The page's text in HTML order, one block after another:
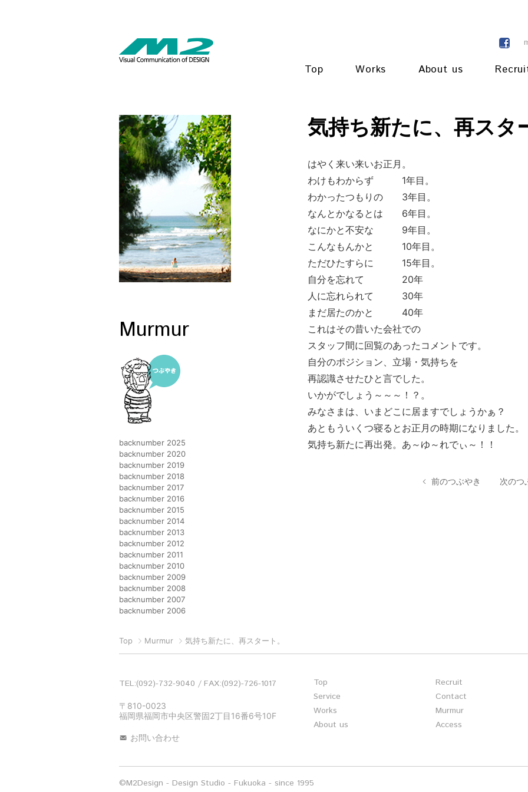
Top Works About us
Murmur
backnumber 2025
backnumber 2020
backnumber 2019
backnumber 2018
backnumber 2017
backnumber 2016
backnumber 2015
backnumber 2014
backnumber 2013
backnumber 2012
backnumber 2011
backnumber 2010
backnumber 2009
backnumber 2008
backnumber 2007
backnumber 2006
気持ち新たに、再スタ
はやく来い来いお正月。
わけもわからず 1年目。
わかったつもりの 3年目。
なんとかなるとは 6年目。
なにかと不安な 9年目。
こんなもんかと 10年目。
ただひたすらに 15年目。
自分を忘れて 20年
人に忘れられて 30年
まだ居たのかと 40年
これはその昔いた会社での
スタッフ間に回覧のあったコメントです。
自分のポジション、立場・気持ちを
再認識させたひと言でした。
いかがでしょう～～～！？。
みなさまは、いまどこに居ますでしょうかぁ？
あともういくつ寝るとお正月の時期になりました。
気持ち新たに再出発。 あ～ゆ～れでぃ～！！
前のつぶやき 次のつ
Top Murmur 気持ち新たに、再スタート。
TEL:(092)-732-9040 FAX:(092)-726-1017
〒810-0023
福岡県福岡市中央区警固2丁目16番6号10F
お問い合わせ
Top
Service
Works
About us
Recruit
Contact
Murmur
Access
©M2Design - Design Studio - Fukuoka - since 1995